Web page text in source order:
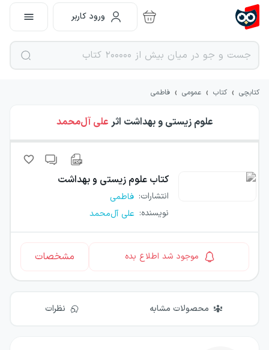
ورود کاربر
کتابچی › کتاب › عمومی › فاطمی
علوم زیستی و بهداشت اثر علی آل‌محمد
کتاب علوم زیستی و بهداشت
انتشارات: فاطمی
نویسنده: علی آل‌محمد
موجود شد اطلاع بده مشخصات
محصولات مشابه نظرات